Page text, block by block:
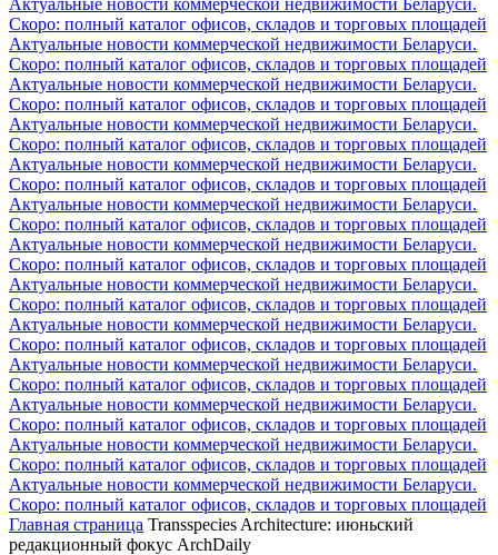
Скоро: полный каталог офисов, складов и торговых площадей
Актуальные новости коммерческой недвижимости Беларуси.
Скоро: полный каталог офисов, складов и торговых площадей
Актуальные новости коммерческой недвижимости Беларуси.
Скоро: полный каталог офисов, складов и торговых площадей
Актуальные новости коммерческой недвижимости Беларуси.
Скоро: полный каталог офисов, складов и торговых площадей
Актуальные новости коммерческой недвижимости Беларуси.
Скоро: полный каталог офисов, складов и торговых площадей
Актуальные новости коммерческой недвижимости Беларуси.
Скоро: полный каталог офисов, складов и торговых площадей
Актуальные новости коммерческой недвижимости Беларуси.
Скоро: полный каталог офисов, складов и торговых площадей
Актуальные новости коммерческой недвижимости Беларуси.
Скоро: полный каталог офисов, складов и торговых площадей
Актуальные новости коммерческой недвижимости Беларуси.
Скоро: полный каталог офисов, складов и торговых площадей
Актуальные новости коммерческой недвижимости Беларуси.
Скоро: полный каталог офисов, складов и торговых площадей
Актуальные новости коммерческой недвижимости Беларуси.
Скоро: полный каталог офисов, складов и торговых площадей
Актуальные новости коммерческой недвижимости Беларуси.
Скоро: полный каталог офисов, складов и торговых площадей
Актуальные новости коммерческой недвижимости Беларуси.
Скоро: полный каталог офисов, складов и торговых площадей
Главная страница Transspecies Architecture: июньский
редакционный фокус ArchDaily